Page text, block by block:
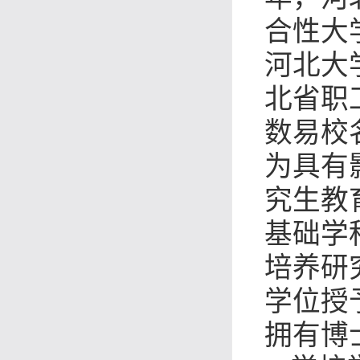
合性大
河北大
北省职
数易校
为具有
究生教
基础学
培养研
学位授
拥有博